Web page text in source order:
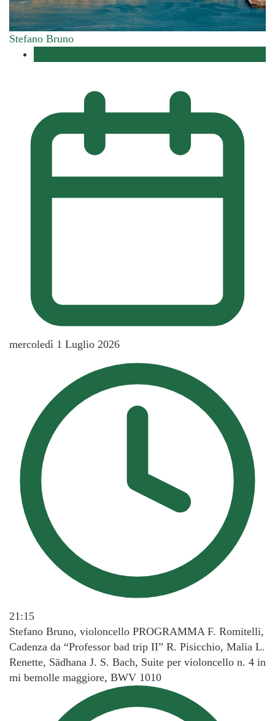
Stefano Bruno
mercoledì 1 Luglio 2026
21:15
Stefano Bruno, violoncello PROGRAMMA F. Romitelli,
Cadenza da “Professor bad trip II” R. Pisicchio, Malia L.
Renette, Sādhana J. S. Bach, Suite per violoncello n. 4 in
mi bemolle maggiore, BWV 1010